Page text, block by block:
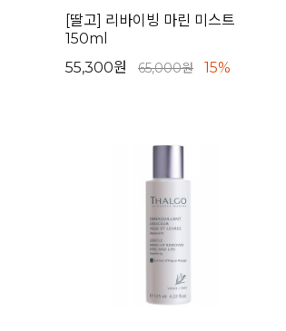
[딸고] 리바이빙 마린 미스트
150ml
55,300원
65,000원 15%